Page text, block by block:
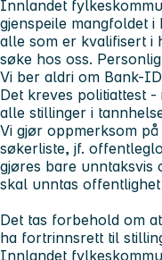
Innlandet
gjenspeile mangfoldet
alle som er kvalifisert i
søke hos oss.
Vi ber aldri om Bank-
Det kreves politiattest
alle stillinger i
Vi gjør oppmerksom
søkerliste, jf.
gjøres bare
skal unntas
Det tas forbehold om
ha fortrinnsrett til
Innlandet